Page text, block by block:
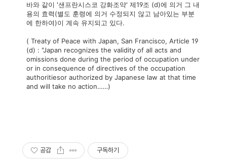
바와 같이 '샌프란시스코 강화조약' 제19조 (d)에 의거 그 내
용의 효력(별도 훈령에 의거 수정되지 않고 남아있는 부분
에 한하여)이 계속 유지되고 있다.
( Treaty of Peace with Japan, San Francisco, Article 19
(d) : "Japan recognizes the validity of all acts and
omissions done during the period of occupation under
or in consequence of directives of the occupation
authoritiesor authorized by Japanese law at that time
and will take no action‥‥‥)
공감 구독하기